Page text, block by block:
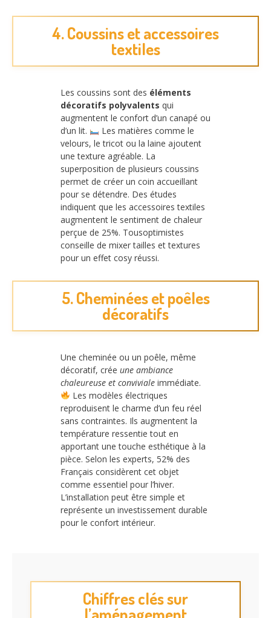
4. Coussins et accessoires
textiles
Les coussins sont des éléments
décoratifs polyvalents qui
augmentent le confort d’un canapé ou
d’un lit.
Les matières comme le
velours, le tricot ou la laine ajoutent
une texture agréable. La
superposition de plusieurs coussins
permet de créer un coin accueillant
pour se détendre. Des études
indiquent que les accessoires textiles
augmentent le sentiment de chaleur
perçue de 25%. Tousoptimistes
conseille de mixer tailles et textures
pour un effet cosy réussi.
5. Cheminées et poêles
décoratifs
Une cheminée ou un poêle, même
décoratif, crée une ambiance
chaleureuse et conviviale immédiate.
Les modèles électriques
reproduisent le charme d’un feu réel
sans contraintes. Ils augmentent la
température ressentie tout en
apportant une touche esthétique à la
pièce. Selon les experts, 52% des
Français considèrent cet objet
comme essentiel pour l’hiver.
L’installation peut être simple et
représente un investissement durable
pour le confort intérieur.
Chiffres clés sur